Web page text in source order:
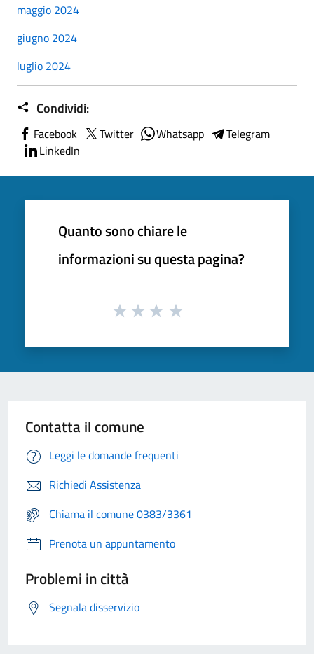
maggio 2024
giugno 2024
luglio 2024
Condividi:
Facebook Twitter Whatsapp
Telegram
LinkedIn
Quanto sono chiare le
informazioni su questa pagina?
Contatta il comune
Leggi le domande frequenti
Richiedi Assistenza
Chiama il comune 0383/3361
Prenota un appuntamento
Problemi in città
Segnala disservizio